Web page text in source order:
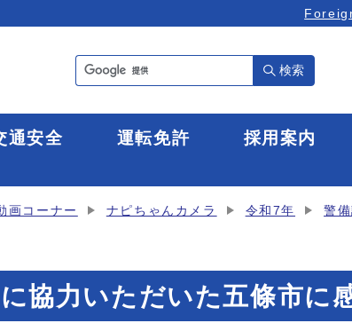
検索
通安全 運転免許 採用案内
画コーナー ナピちゃんカメラ 令和7年 警
協力いただいた五條市に